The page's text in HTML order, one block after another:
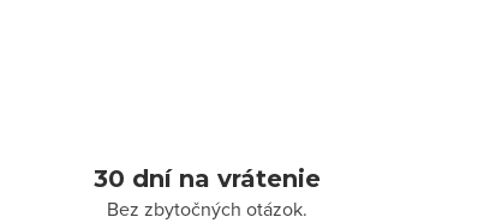
30 dní na vrátenie
Bez zbytočných otázok.